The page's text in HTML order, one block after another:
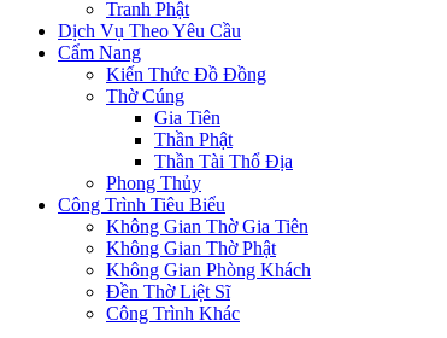
Tranh Phật
Dịch Vụ Theo Yêu Cầu
Cẩm Nang
Kiến Thức Đồ Đồng
Thờ Cúng
Gia Tiên
Thần Phật
Thần Tài Thổ Địa
Phong Thủy
Công Trình Tiêu Biểu
Không Gian Thờ Gia Tiên
Không Gian Thờ Phật
Không Gian Phòng Khách
Đền Thờ Liệt Sĩ
Công Trình Khác